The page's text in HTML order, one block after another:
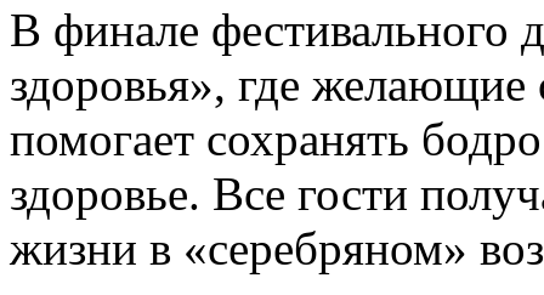
В финале фестивального
здоровья», где желающие
помогает сохранять
здоровье. Все гости
жизни в «серебряном»